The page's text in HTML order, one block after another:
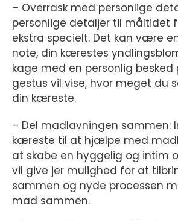
– Overrask med personlige
personlige detaljer til måltidet
ekstra specielt. Det kan være
note, din kærestes
kage med en personlig besked
gestus vil vise, hvor meget du
din kæreste.
– Del madlavningen sammen:
kæreste til at hjælpe med
at skabe en hyggelig og intim
vil give jer mulighed for at
sammen og nyde processen
mad sammen.